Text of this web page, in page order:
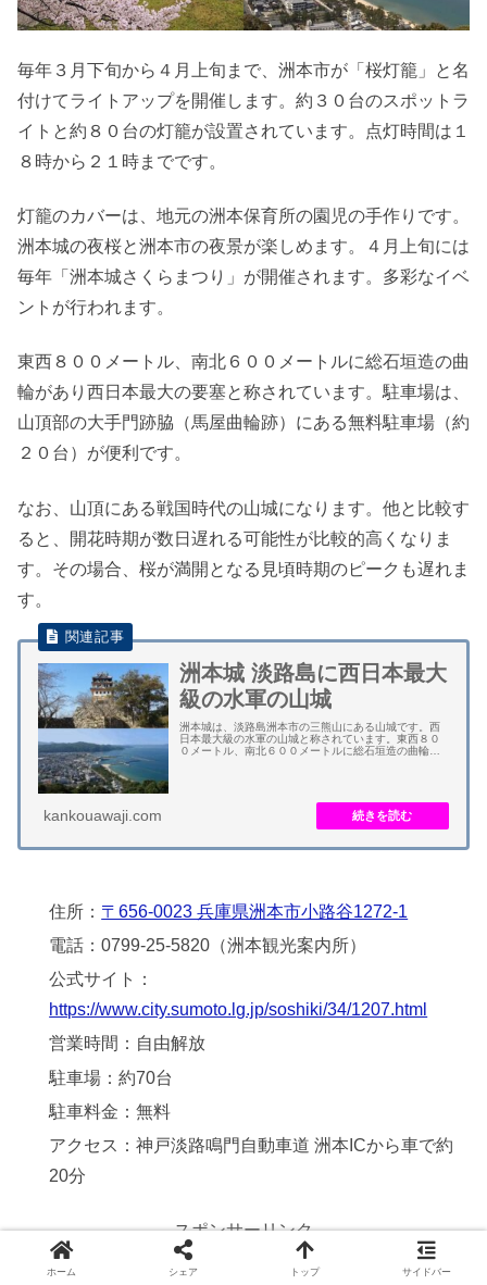
毎年３月下旬から４月上旬まで、洲本市が「桜灯籠」と名
付けてライトアップを開催します。約３０台のスポットラ
イトと約８０台の灯籠が設置されています。点灯時間は１
８時から２１時までです。
灯籠のカバーは、地元の洲本保育所の園児の手作りです。
洲本城の夜桜と洲本市の夜景が楽しめます。４月上旬には
毎年「洲本城さくらまつり」が開催されます。多彩なイベ
ントが行われます。
東西８００メートル、南北６００メートルに総石垣造の曲
輪があり西日本最大の要塞と称されています。駐車場は、
山頂部の大手門跡脇（馬屋曲輪跡）にある無料駐車場（約
２０台）が便利です。
なお、山頂にある戦国時代の山城になります。他と比較す
ると、開花時期が数日遅れる可能性が比較的高くなりま
す。その場合、桜が満開となる見頃時期のピークも遅れま
す。
洲本城 淡路島に西日本最大
級の水軍の山城
洲本城は、淡路島洲本市の三熊山にある山城です。西
日本最大級の水軍の山城と称されています。東西８０
０メートル、南北６００メートルに総石垣造の曲輪が
kankouawaji.com
住所： 〒656-0023 兵庫県洲本市小路谷1272-1
電話：0799-25-5820（洲本観光案内所）
公式サイト：
https://www.city.sumoto.lg.jp/soshiki/34/1207.html
営業時間：自由解放
駐車場：約70台
駐車料金：無料
アクセス：神戸淡路鳴門自動車道 洲本ICから車で約
20分
スポンサーリンク
ホーム シェア トップ サイドバー